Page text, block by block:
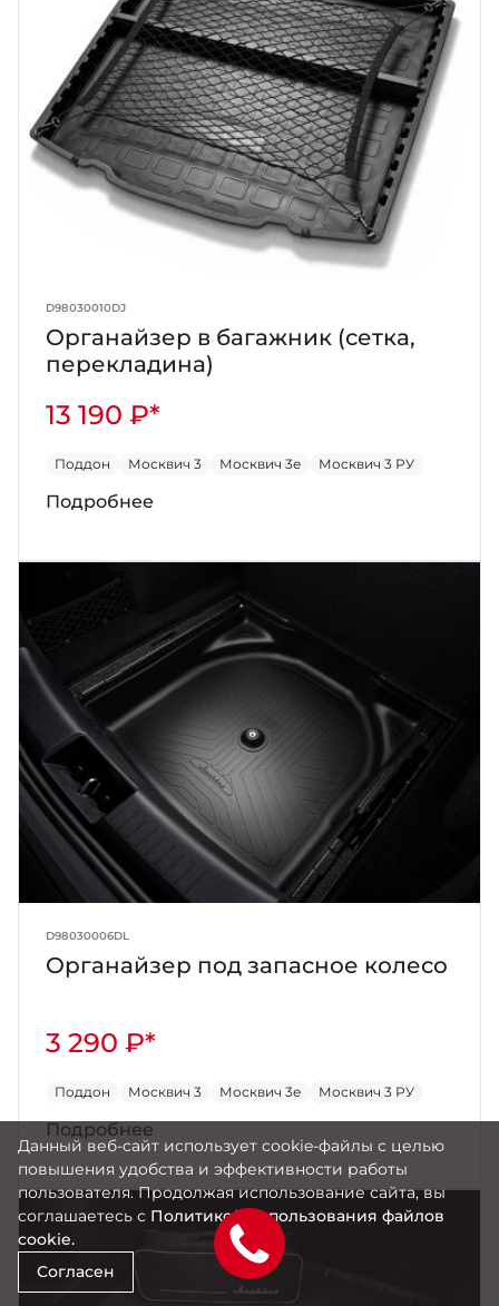
D98030010DJ
Органайзер в багажник (сетка,
перекладина)
13 190 ₽*
Поддон Москвич 3 Москвич 3е Москвич 3 РУ
Подробнее
D98030006DL
Органайзер под запасное колесо
3 290 ₽*
Поддон Москвич 3 Москвич 3е Москвич 3 РУ
Подробнее
Данный веб-сайт использует cookie-файлы с целью
повышения удобства и эффективности работы
пользователя. Продолжая использование сайта, вы
соглашаетесь с Политикой использования файлов
cookie.
Согласен